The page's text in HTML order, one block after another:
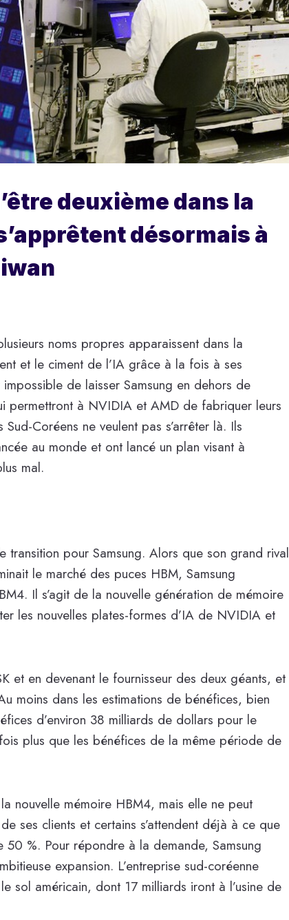
deuxième dans la
désormais à
noms propres apparaissent dans la
et le ciment de l’IA grâce à la fois à ses
de laisser Samsung en dehors de
permettront à NVIDIA et AMD de fabriquer leurs
Coréens ne veulent pas s’arrêter là. Ils
au monde et ont lancé un plan visant à
mal.
pour Samsung. Alors que son grand rival
le marché des puces HBM, Samsung
Il s’agit de la nouvelle génération de mémoire
les nouvelles plates-formes d’IA de NVIDIA et
et en devenant le fournisseur des deux géants, et
moins dans les estimations de bénéfices, bien
d’environ 38 milliards de dollars pour le
plus que les bénéfices de la même période de
nouvelle mémoire HBM4, mais elle ne peut
ses clients et certains s’attendent déjà à ce que
%. Pour répondre à la demande, Samsung
expansion. L’entreprise sud-coréenne
sol américain, dont 17 milliards iront à l’usine de